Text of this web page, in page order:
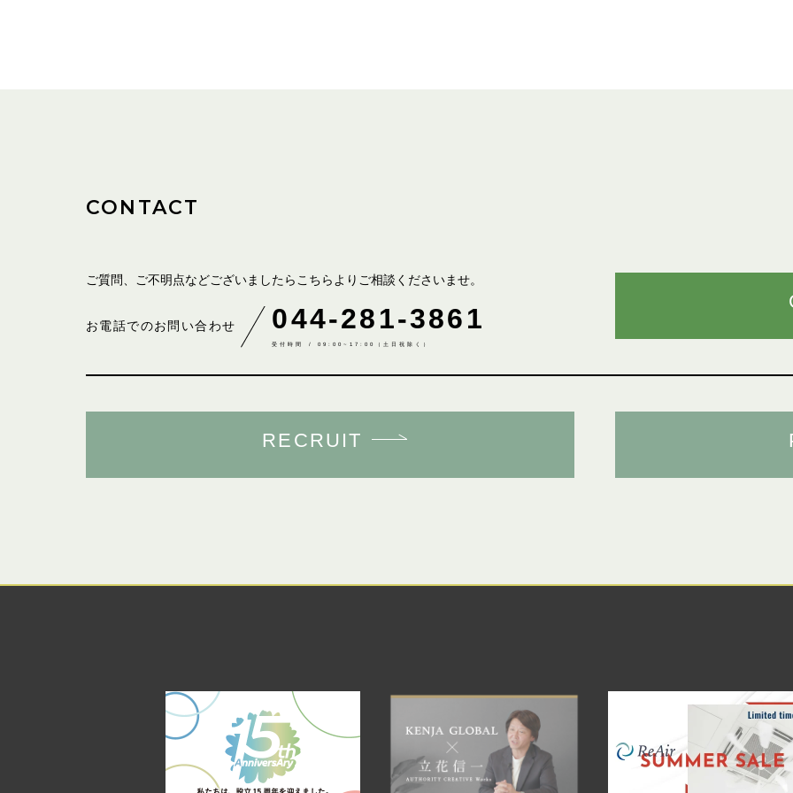
CONTACT
ご質問、ご不明点などございましたら こちらよりご相談くださいませ。
お電話でのお問い合わせ 044-281-3861
受付時間 / 09:00~17:00（土日祝除く）
RECRUIT